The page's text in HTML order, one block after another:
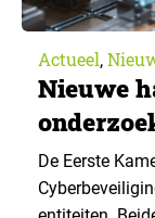
Actueel,
Nieuwe
De Eerste